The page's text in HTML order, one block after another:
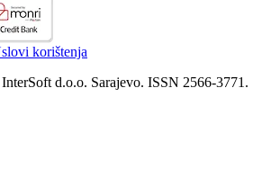
korištenja
d.o.o. Sarajevo. ISSN 2566-3771.